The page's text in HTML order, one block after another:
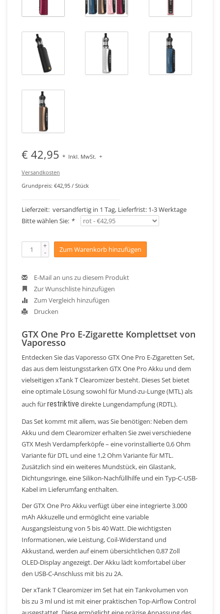
€ 42,95 * Inkl. MwSt. +
Versandkosten
Grundpreis: €42,95 / Stück
Lieferzeit: versandfertig in 1 Tag, Lieferfrist: 1-3 Werktage
Bitte wählen Sie: *
+
- Zum Warenkorb hinzufügen
E-Mail an uns zu diesem Produkt
Zur Wunschliste hinzufügen
Zum Vergleich hinzufügen
Drucken
GTX One Pro E-Zigarette Komplettset von
Vaporesso
Entdecken Sie das Vaporesso GTX One Pro E-Zigaretten Set,
das aus dem leistungsstarken GTX One Pro Akku und dem
vielseitigen xTank T Clearomizer besteht. Dieses Set bietet
eine optimale Lösung sowohl für Mund-zu-Lunge (MTL) als
auch fürrestriktive direkte Lungendampfung (RDTL).
Das Set kommt mit allem, was Sie benötigen: Neben dem
Akku und dem Clearomizer erhalten Sie zwei verschiedene
GTX Mesh Verdampferköpfe – eine vorinstallierte 0,6 Ohm
Variante für DTL und eine 1,2 Ohm Variante für MTL.
Zusätzlich sind ein weiteres Mundstück, ein Glastank,
Dichtungsringe, eine Silikon-Nachfüllhilfe und ein Typ-C-USB-
Kabel im Lieferumfang enthalten.
Der GTX One Pro Akku verfügt über eine integrierte 3.000
mAh Akkuzelle und ermöglicht eine variable
Ausgangsleistung von 5 bis 40 Watt. Die wichtigsten
Informationen, wie Leistung, Coil-Widerstand und
Akkustand, werden auf einem übersichtlichen 0,87 Zoll
OLED-Display angezeigt. Der Akku lädt komfortabel über
den USB-C-Anschluss mit bis zu 2A.
Der xTank T Clearomizer im Set hat ein Tankvolumen von
bis zu 3 ml und ist mit einer praktischen Top-Airflow Control